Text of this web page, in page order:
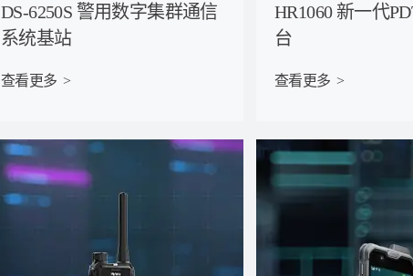
DS-6250S 警用数字集群通信
系统基站
查看更多  >
HR1060 新一代
台
查看更多  >